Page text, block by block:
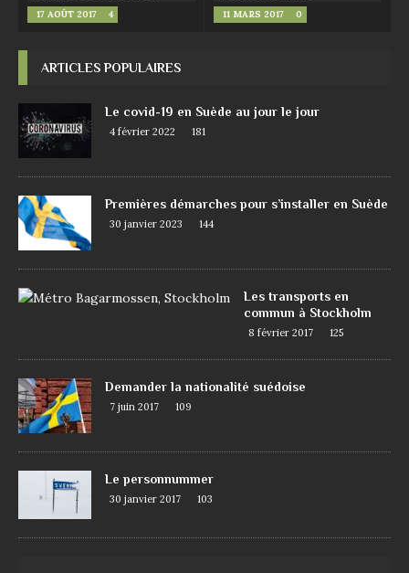
17 AOÛT 2017 4 11 MARS 2017 0
ARTICLES POPULAIRES
Le covid-19 en Suède au jour le jour
4 février 2022 181
Premières démarches pour s’installer en Suède
30 janvier 2023 144
Les transports en
commun à Stockholm
8 février 2017 125
Demander la nationalité suédoise
7 juin 2017 109
Le personnummer
30 janvier 2017 103